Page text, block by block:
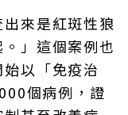
出來是紅斑性狼
」這個案例也
以「免疫治
個病例，證